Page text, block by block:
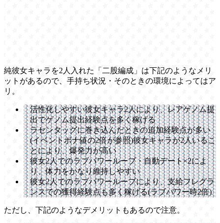
純彼女キャラを2人入れた「二股編成」は下記のようなメリ
ットがあるので、手持ち状況・そのときの環境によってはア
リ。
活性化しやすい彼女キャラ2人により、レアゲノム提
出でゲノム提出経験点を多く稼げる
ラセンタッグに巻き込んだときの追加経験点が多い
(イベントボナ値の2倍が参照)彼女キャラが2人いるこ
とにより、爆発力が高い
彼女2人でのラブパワーループ・自動デート×2によ
り、体力をかなり維持しやすい
彼女2人でのラブパワーループにより、支給フレグラ
ンスでの獲得経験点も多く稼げる(ラブパワー時2倍)
ただし、下記のようなデメリットもあるので注意。